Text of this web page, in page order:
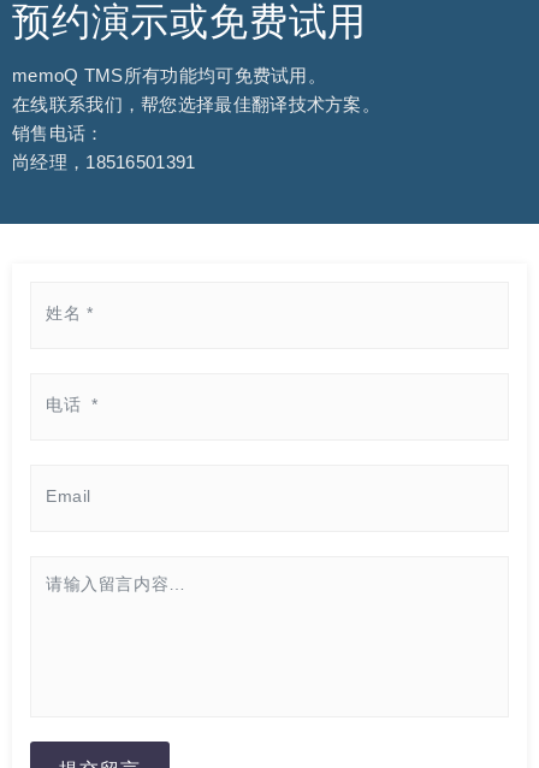
预约演示或免费试用
memoQ TMS所有功能均可免费试用。
在线联系我们，帮您选择最佳翻译技术方案。
销售电话：
尚经理，18516501391